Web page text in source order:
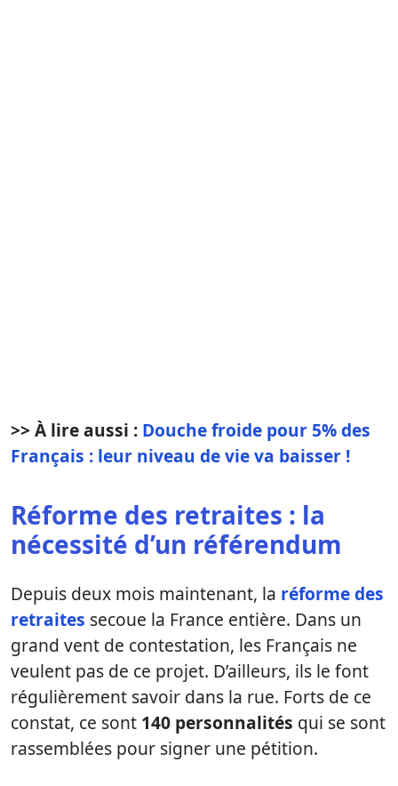
>> À lire aussi : Douche froide pour 5% des
Français : leur niveau de vie va baisser !
Réforme des retraites : la
nécessité d’un référendum
Depuis deux mois maintenant, la réforme des
retraites secoue la France entière. Dans un
grand vent de contestation, les Français ne
veulent pas de ce projet. D’ailleurs, ils le font
régulièrement savoir dans la rue. Forts de ce
constat, ce sont 140 personnalités qui se sont
rassemblées pour signer une pétition.